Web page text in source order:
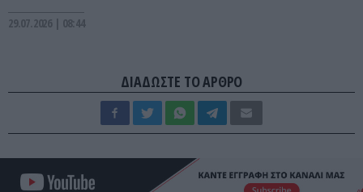
29.07.2026 | 08:44
ΔΙΑΔΩΣΤΕ ΤΟ ΑΡΘΡΟ